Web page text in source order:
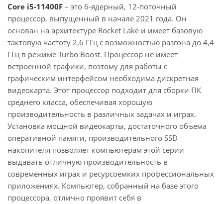
Core i5-11400F – это 6-ядерный, 12-поточный
процессор, выпущенный в начале 2021 года. Он
основан на архитектуре Rocket Lake и имеет базовую
тактовую частоту 2,6 ГГц с возможностью разгона до 4,4
ГГц в режиме Turbo Boost. Процессор не имеет
встроенной графики, поэтому для работы с
графическим интерфейсом необходима дискретная
видеокарта. Этот процессор подходит для сборки ПК
среднего класса, обеспечивая хорошую
производительность в различных задачах и играх.
Установка мощной видеокарты, достаточного объема
оперативной памяти, производительного SSD
накопителя позволяет компьютерам этой серии
выдавать отличную производительность в
современных играх и ресурсоемких профессиональных
приложениях. Компьютер, собранный на базе этого
процессора, отлично проявит себя в